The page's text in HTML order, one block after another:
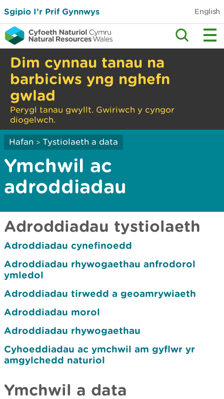
Sgipio I’r Prif Gynnwys English
Dim cynnau tanau na
barbiciws yng nghefn
gwlad
Perygl tanau gwyllt. Gwiriwch y cyngor
diogelwch.
Hafan > Tystiolaeth a data
Ymchwil ac
adroddiadau
Adroddiadau tystiolaeth
Adroddiadau cynefinoedd
Adroddiadau rhywogaethau anfrodorol
ymledol
Adroddiadau tirwedd a geoamrywiaeth
Adroddiadau morol
Adroddiadau rhywogaethau
Cyhoeddiadau ac ymchwil am gyflwr yr
amgylchedd naturiol
Ymchwil a data